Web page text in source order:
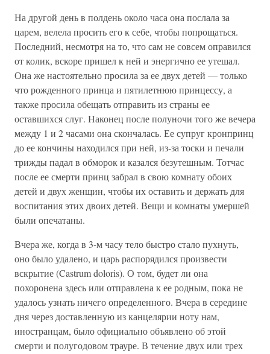
На другой день в полдень около часа она послала за
царем, велела просить его к себе, чтобы попрощаться.
Последний, несмотря на то, что сам не совсем оправился
от колик, вскоре пришел к ней и энергично ее утешал.
Она же настоятельно просила за ее двух детей — только
что рожденного принца и пятилетнюю принцессу, а
также просила обещать отправить из страны ее
оставшихся слуг. Наконец после полуночи того же вечера
между 1 и 2 часами она скончалась. Ее супруг кронпринц
до ее кончины находился при ней, из-за тоски и печали
трижды падал в обморок и казался безутешным. Тотчас
после ее смерти принц забрал в свою комнату обоих
детей и двух женщин, чтобы их оставить и держать для
воспитания этих двоих детей. Вещи и комнаты умершей
были опечатаны.
Вчера же, когда в 3-м часу тело быстро стало пухнуть,
оно было удалено, и царь распорядился произвести
вскрытие (Castrum doloris). О том, будет ли она
похоронена здесь или отправлена к ее родным, пока не
удалось узнать ничего определенного. Вчера в середине
дня через доставленную из канцелярии ноту нам,
иностранцам, было официально объявлено об этой
смерти и полугодовом трауре. В течение двух или трех